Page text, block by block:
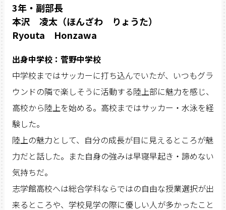
3年・副部長
本沢 凌太（ほんざわ りょうた）
Ryouta Honzawa
出身中学校：菅野中学校
中学校まではサッカーに打ち込んでいたが、いつもグラ
ウンドの隣で楽しそうに活動する陸上部に魅力を感じ、
高校から陸上を始める。高校まではサッカー・水泳を経
験した。
陸上の魅力として、自分の成長が目に見えるところが魅
力だと話した。また自身の強みは早寝早起き・諦めない
気持ちだ。
志学館高校へは総合学科ならではの自由な授業選択が出
来るところや、学校見学の際に優しい人が多かったこと